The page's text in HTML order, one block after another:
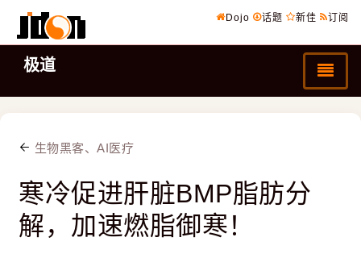
Dojo 话题 新佳 订阅
极道
生物黑客、AI医疗
寒冷促进肝脏BMP脂肪分
解，加速燃脂御寒！